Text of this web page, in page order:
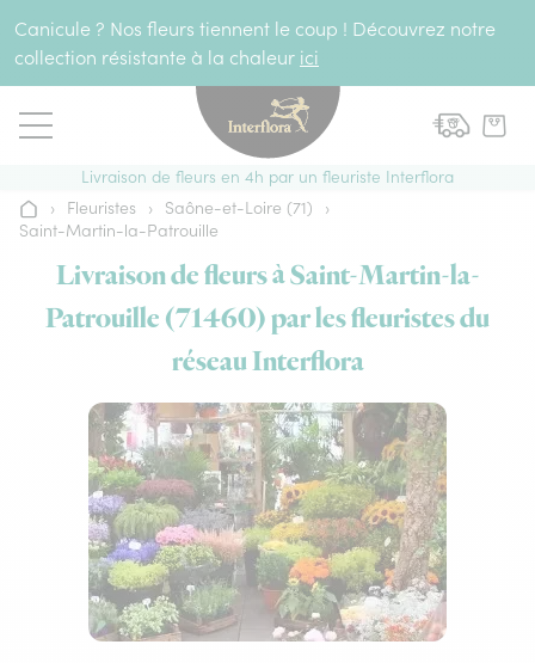
Canicule ? Nos fleurs tiennent le coup ! Découvrez notre
collection résistante à la chaleur ici
Livraison de fleurs en 4h par un fleuriste Interflora
Accueil
› Fleuristes › Saône-et-Loire (71)
›
Saint-Martin-la-Patrouille
Livraison de fleurs à Saint-Martin-la-
Patrouille (71460) par les fleuristes du
réseau Interflora